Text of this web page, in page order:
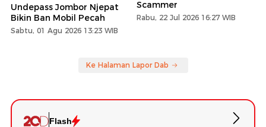
Undepass Jombor Njepat
Bikin Ban Mobil Pecah
Sabtu, 01 Agu 2026 13:23 WIB
Scammer
Rabu, 22 Jul 2026 16:27 WIB
Ke Halaman Lapor Dab
Flash